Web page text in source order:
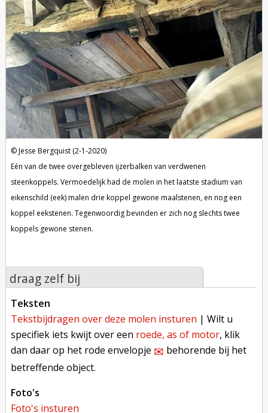
Jesse Bergquist (2-1-2020)
Eén van de twee overgebleven ijzerbalken van verdwenen
steenkoppels. Vermoedelijk had de molen in het laatste stadium van
eikenschild (eek) malen drie koppel gewone maalstenen, en nog een
koppel eekstenen. Tegenwoordig bevinden er zich nog slechts twee
koppels gewone stenen.
draag zelf bij
teksten
tekstbijdragen over deze molen insturen | Wilt u
specifiek iets kwijt over een roede, as of motor, klik
dan daar op het rode envelopje ✉︎ behorende bij het
betreffende object.
foto's
foto's insturen